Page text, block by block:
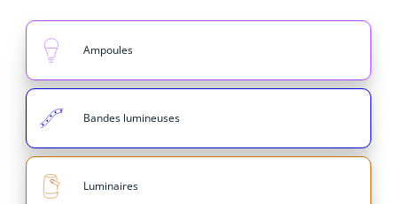
Ampoules
Bandes lumineuses
Luminaires